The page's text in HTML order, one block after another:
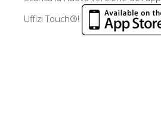
Uffizi Touch®!